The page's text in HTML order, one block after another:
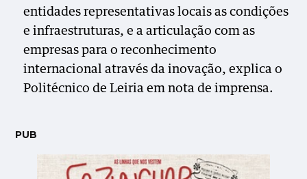
entidades representativas locais as condições
e infraestruturas, e a articulação com as
empresas para o reconhecimento
internacional através da inovação, explica o
Politécnico de Leiria em nota de imprensa.
PUB